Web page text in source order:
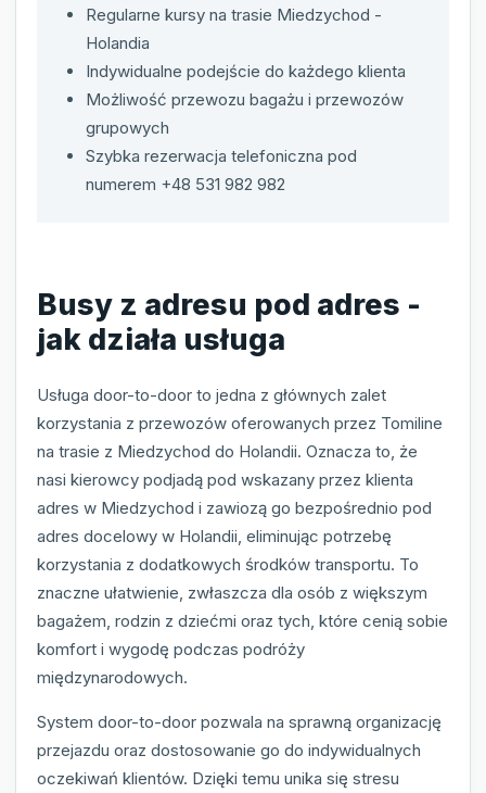
Regularne kursy na trasie Miedzychod -
Holandia
Indywidualne podejście do każdego klienta
Możliwość przewozu bagażu i przewozów
grupowych
Szybka rezerwacja telefoniczna pod
numerem +48 531 982 982
Busy z adresu pod adres -
jak działa usługa
Usługa door-to-door to jedna z głównych zalet
korzystania z przewozów oferowanych przez Tomiline
na trasie z Miedzychod do Holandii. Oznacza to, że
nasi kierowcy podjadą pod wskazany przez klienta
adres w Miedzychod i zawiozą go bezpośrednio pod
adres docelowy w Holandii, eliminując potrzebę
korzystania z dodatkowych środków transportu. To
znaczne ułatwienie, zwłaszcza dla osób z większym
bagażem, rodzin z dziećmi oraz tych, które cenią sobie
komfort i wygodę podczas podróży
międzynarodowych.
System door-to-door pozwala na sprawną organizację
przejazdu oraz dostosowanie go do indywidualnych
oczekiwań klientów. Dzięki temu unika się stresu